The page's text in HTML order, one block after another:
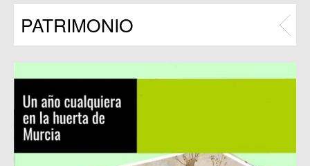
Programas
PATRIMONIO